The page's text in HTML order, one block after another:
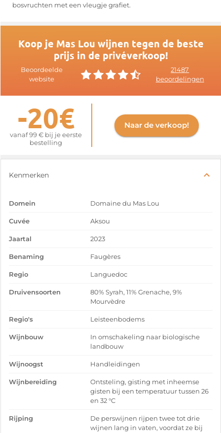
bosvruchten met een vleugje grafiet.
Koop je Mas Lou wijnen tegen de beste
prijs in de privéverkoop!
Beoordeelde
website
21487
beoordelingen
-20€
vanaf 99 € bij je eerste
bestelling
Naar de verkoop!
Kenmerken
Domein Domaine du Mas Lou
Cuvée Aksou
Jaartal 2023
Benaming Faugères
Regio Languedoc
Druivensoorten
80% Syrah, 11% Grenache, 9%
Mourvèdre
Regio's Leisteenbodems
Wijnbouw
In omschakeling naar biologische
landbouw
Wijnoogst Handleidingen
Wijnbereiding
Ontsteling, gisting met inheemse
gisten bij een temperatuur tussen 26
en 32 °C
Rijping
De perswijnen rijpen twee tot drie
wijnen lang in vaten, voordat ze bij